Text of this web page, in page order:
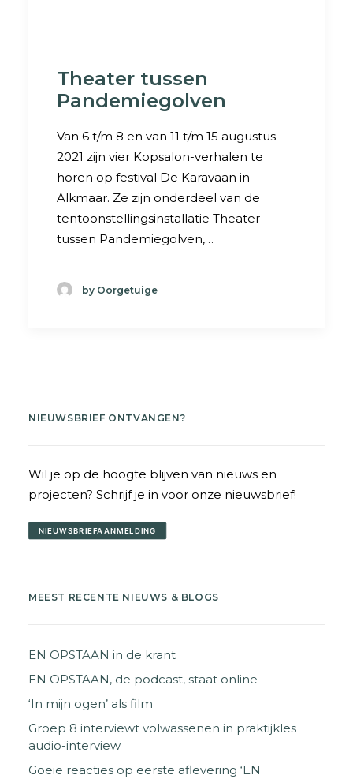
Theater tussen
Pandemiegolven
Van 6 t/m 8 en van 11 t/m 15 augustus
2021 zijn vier Kopsalon-verhalen te
horen op festival De Karavaan in
Alkmaar. Ze zijn onderdeel van de
tentoonstellingsinstallatie Theater
tussen Pandemiegolven,…
by Oorgetuige
NIEUWSBRIEF ONTVANGEN?
Wil je op de hoogte blijven van nieuws en
projecten? Schrijf je in voor onze nieuwsbrief!
NIEUWSBRIEFAANMELDING
MEEST RECENTE NIEUWS & BLOGS
EN OPSTAAN in de krant
EN OPSTAAN, de podcast, staat online
‘In mijn ogen’ als film
Groep 8 interviewt volwassenen in praktijkles
audio-interview
Goeie reacties op eerste aflevering ‘EN